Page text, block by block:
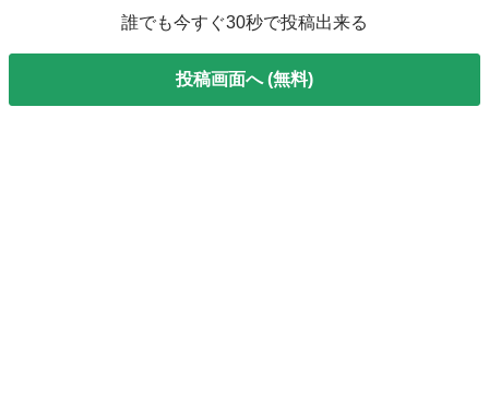
誰でも今すぐ30秒で投稿出来る
投稿画面へ (無料)